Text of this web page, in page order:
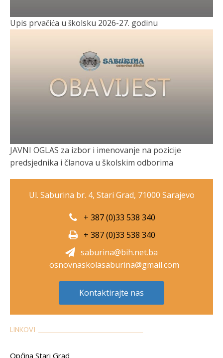
Upis prvačića u školsku 2026-27. godinu
JAVNI OGLAS za izbor i imenovanje na pozicije
predsjednika i članova u školskim odborima
Ul. Saburina br. 4, Stari Grad, 71000 Sarajevo
+ 387 (0)33 538 340
+ 387 (0)33 538 340
saburina@bih.net.ba
osnovnaskolasaburina@gmail.com
Kontaktirajte nas
LINKOVI __________________________________________
Općina Stari Grad